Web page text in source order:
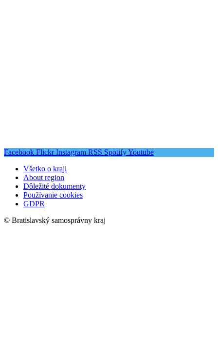
Facebook Flickr Instagram RSS SpotifyYoutube
Všetko o kraji
About region
Dôležité dokumenty
Používanie cookies
GDPR
© Bratislavský samosprávny kraj